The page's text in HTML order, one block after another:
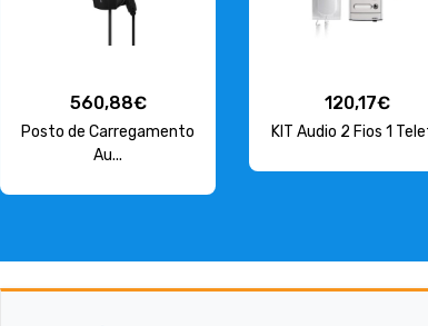
560,88€
Posto de Carregamento
Au...
120,17€
KIT Audio 2 Fios 1